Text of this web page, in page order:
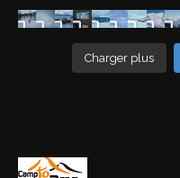
Charger plus